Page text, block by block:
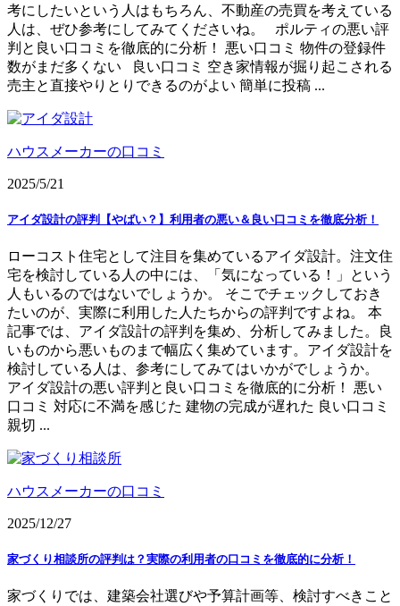
考にしたいという人はもちろん、不動産の売買を考えている
人は、ぜひ参考にしてみてくださいね。 ポルティの悪い評
判と良い口コミを徹底的に分析！ 悪い口コミ 物件の登録件
数がまだ多くない 良い口コミ 空き家情報が掘り起こされる
売主と直接やりとりできるのがよい 簡単に投稿 ...
ハウスメーカーの口コミ
2025/5/21
アイダ設計の評判【やばい？】利用者の悪い＆良い口コミを徹底分析！
ローコスト住宅として注目を集めているアイダ設計。注文住
宅を検討している人の中には、「気になっている！」という
人もいるのではないでしょうか。 そこでチェックしておき
たいのが、実際に利用した人たちからの評判ですよね。 本
記事では、アイダ設計の評判を集め、分析してみました。良
いものから悪いものまで幅広く集めています。アイダ設計を
検討している人は、参考にしてみてはいかがでしょうか。
アイダ設計の悪い評判と良い口コミを徹底的に分析！ 悪い
口コミ 対応に不満を感じた 建物の完成が遅れた 良い口コミ
親切 ...
ハウスメーカーの口コミ
2025/12/27
家づくり相談所の評判は？実際の利用者の口コミを徹底的に分析！
家づくりでは、建築会社選びや予算計画等、検討すべきこと